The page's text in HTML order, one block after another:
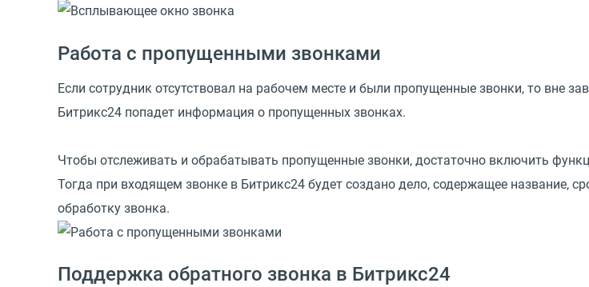
Работа с пропущенными звонками
Если сотрудник отсутствовал на рабочем месте и были пропущенные звонки, то вне
Битрикс24 попадет информация о пропущенных звонках.
Чтобы отслеживать и обрабатывать пропущенные звонки, достаточно включить
Тогда при входящем звонке в Битрикс24 будет создано дело, содержащее название,
обработку звонка.
Поддержка обратного звонка в Битрикс24